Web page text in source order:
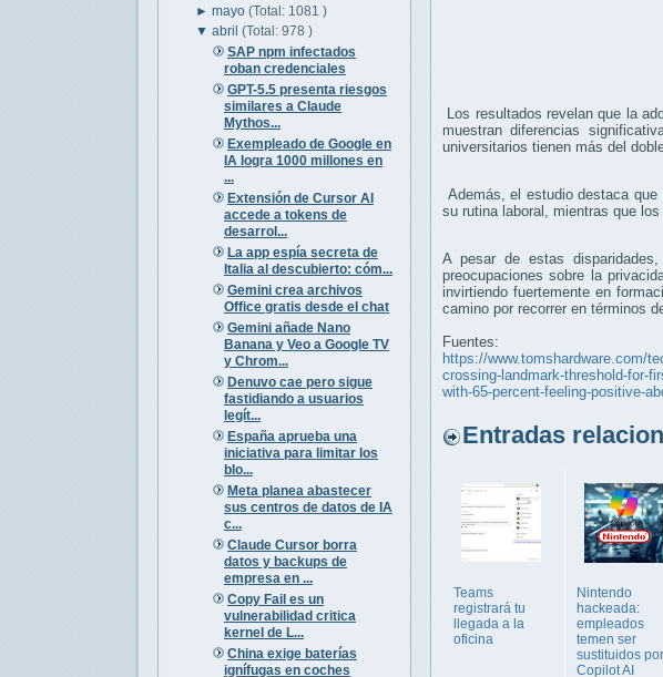
►mayo(Total: 1081 )
▼abril(Total: 978 )
SAP npm infectados
roban credenciales
GPT-5.5 presenta riesgos
similares a Claude
Mythos...
Exempleado de Google en
IA logra 1000 millones en
...
Extensión de Cursor AI
accede a tokens de
desarrol...
La app espía secreta de
Italia al descubierto: cóm...
Gemini crea archivos
Office gratis desde el chat
Gemini añade Nano
Banana y Veo a Google TV
y Chrom...
Denuvo cae pero sigue
fastidiando a usuarios
legít...
España aprueba una
iniciativa para limitar los
blo...
Meta planea abastecer
sus centros de datos de IA
c...
Claude Cursor borra
datos y backups de
empresa en ...
Copy Fail es un
vulnerabilidad critica
kernel de L...
China exige baterías
ignífugas en coches
Los resultados revelan que la
muestran diferencias
universitarios tienen más del
Además, el estudio destaca
su rutina laboral, mientras que
A pesar de estas
preocupaciones sobre la
invirtiendo fuertemente en
camino por recorrer en términos
Fuentes:
https://www.tomshardware.com/
crossing-landmark-threshold-for-
with-65-percent-feeling-positive-
Entradas
Teams
registrará tu
llegada a la
oficina
Nintendo
hackeada:
empleados
temen ser
sustituidos por
Copilot AI